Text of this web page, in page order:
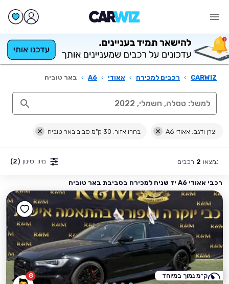
CARWIZ
› רכבים למכירה › אאודי ›
A6
› באר טוביה
יצרן ודגם: אאודי A6 בחרו אזור: 30 ק"מ סביב באר טוביה
נמצאו 2 רכבים מיון וסינון (2)
רכבי אאודי A6 יד שניה למכירה בסביבת באר טוביה
8 ק״מ נמוך במיוחד